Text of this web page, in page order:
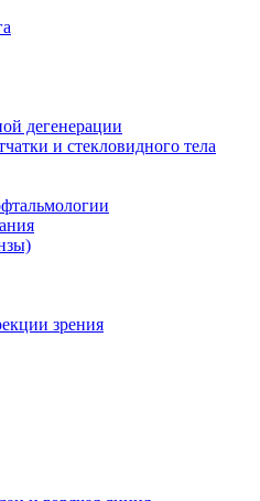
дегенерации
и стекловидного тела
зрения